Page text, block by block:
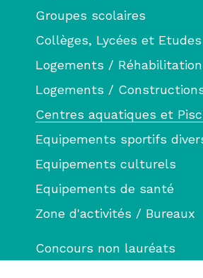
—
HERVÉ
GASTEL,
DPLG
Groupes scolaires
Collèges, Lycées et
Logements /
Logements /
Centres aquatiques et
Equipements sportifs
Equipements culturels
Equipements de santé
Zone d'activités / Bureaux
Concours non lauréats